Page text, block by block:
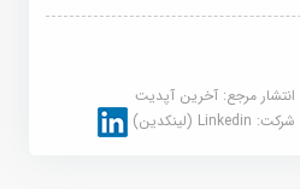
انتشار مرجع:آخرین آپدیت
شرکت:Linkedin (لینکدین)